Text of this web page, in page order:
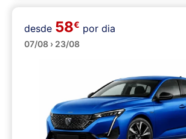
Médios
desde 58€ por dia
07/08 › 23/08